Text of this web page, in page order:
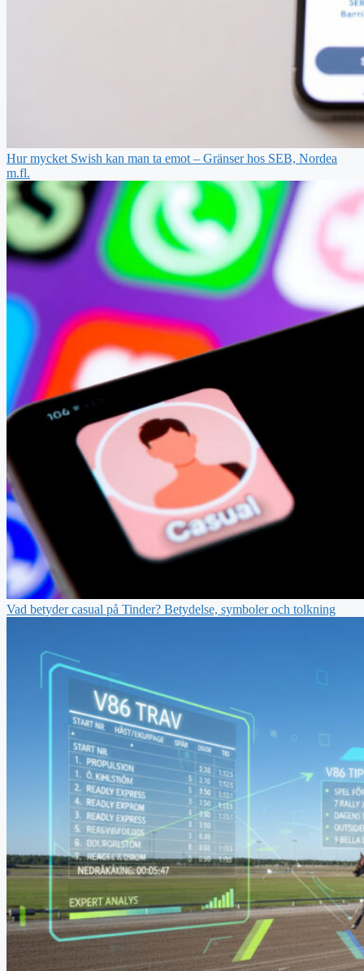
Hur mycket Swish kan man ta emot – Gränser hos SEB, Nordea
m.fl.
Vad betyder casual på Tinder? Betydelse, symboler och tolkning